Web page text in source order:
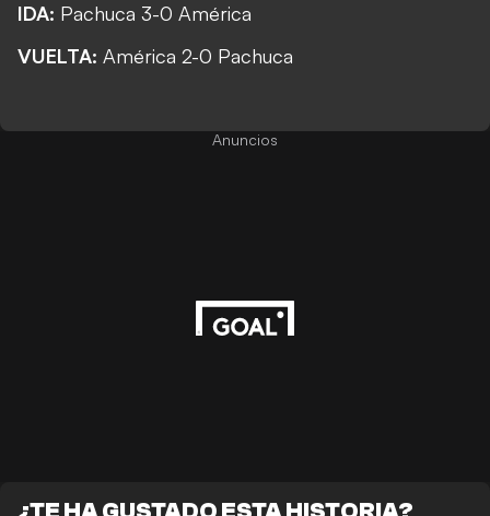
IDA: Pachuca 3-0 América
VUELTA: América 2-0 Pachuca
Anuncios